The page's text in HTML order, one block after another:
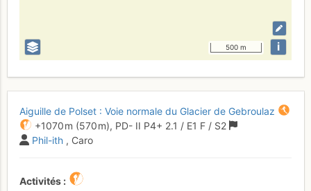
500 m i
Aiguille de Polset : Voie normale du Glacier de Gebroulaz
+1070 m (570 m), PD- II P4+ 2.1 / E1 F / S2
Phil-ith , Caro
Activités